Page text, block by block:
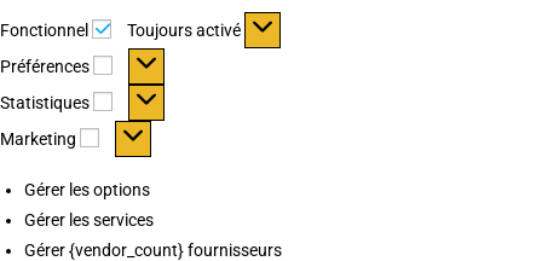
Fonctionnel Fonctionnel
Toujours activé
Préférences
Préférences
Statistiques Statistiques
Marketing Marketing
Gérer les options
Gérer les services
Gérer {vendor_count} fournisseurs